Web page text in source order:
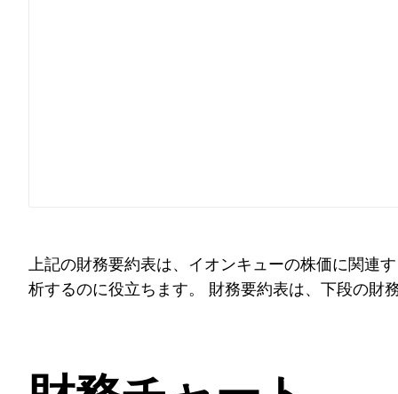
上記の財務要約表は、イオンキューの株価に関連
析するのに役立ちます。 財務要約表は、下段の財